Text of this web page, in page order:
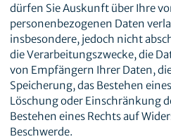
dürfen Sie Auskunft über Ihre
personenbezogenen Daten
insbesondere, jedoch nicht
die Verarbeitungszwecke, die
von Empfängern Ihrer Daten,
Speicherung, das Bestehen
Löschung oder Einschränkung
Bestehen eines Rechts auf
Beschwerde.